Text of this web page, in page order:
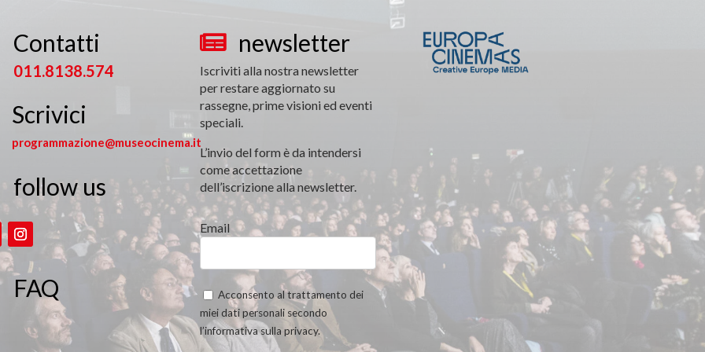
Contatti
011.8138.574
Scrivici
programmazione@museocinema.it
follow us
FAQ
 newsletter
Iscriviti alla nostra newsletter
per restare aggiornato su
rassegne, prime visioni ed eventi
speciali.
L’invio del form è da intendersi
come accettazione
dell’iscrizione alla newsletter.
Email
Acconsento al trattamento dei
miei dati personali secondo
l’informativa sulla privacy.